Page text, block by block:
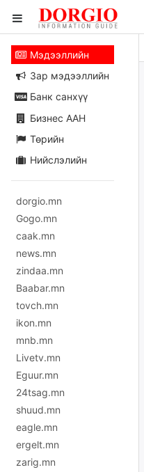
Мэдээллийн
Зар мэдээллийн
Банк санхүү
Бизнес ААН
Төрийн
Нийслэлийн
dorgio.mn
Gogo.mn
caak.mn
news.mn
zindaa.mn
Baabar.mn
tovch.mn
ikon.mn
mnb.mn
Livetv.mn
Eguur.mn
24tsag.mn
shuud.mn
eagle.mn
ergelt.mn
zarig.mn